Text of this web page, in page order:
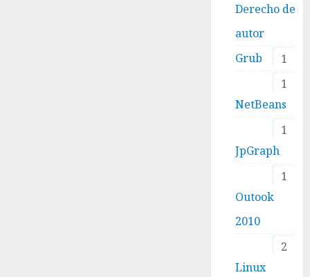
Derecho de
autor
1
Grub
1
NetBeans
1
JpGraph
1
Outook
2010
2
Linux